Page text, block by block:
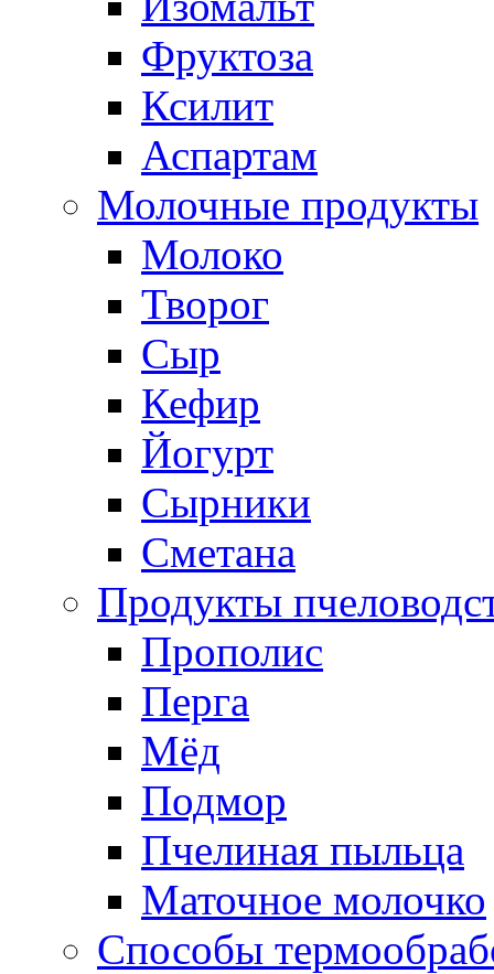
Фруктоза
Ксилит
Аспартам
Молочные продукты
Молоко
Творог
Сыр
Кефир
Йогурт
Сырники
Сметана
Продукты
Прополис
Перга
Мёд
Подмор
Пчелиная пыльца
Маточное молочко
Способы